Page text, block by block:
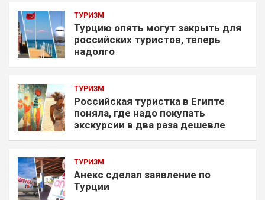
ТУРИЗМ
Турцию опять могут закрыть для
российских туристов, теперь
надолго
ТУРИЗМ
Российская туристка в Египте
поняла, где надо покупать
экскурсии в два раза дешевле
ТУРИЗМ
Анекс сделал заявление по
Турции